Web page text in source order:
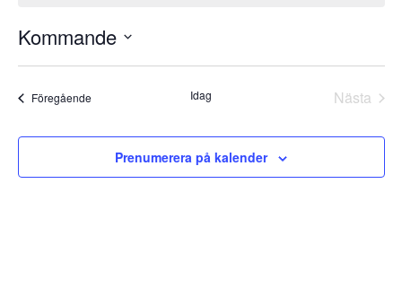
Kommande
FöregåendeEvenemang Idag
Nästa
Prenumerera på kalender